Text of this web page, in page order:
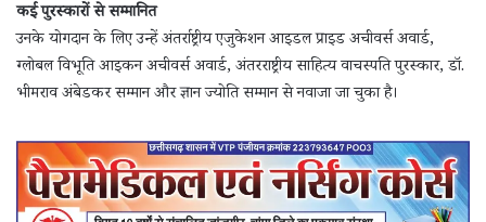
कई पुरस्कारों से सम्मानित
उनके योगदान के लिए उन्हें अंतर्राष्ट्रीय एजुकेशन आइडल प्राइड अचीवर्स अवार्ड,
ग्लोबल विभूति आइकन अचीवर्स अवार्ड, अंतरराष्ट्रीय साहित्य वाचस्पति पुरस्कार, डॉ.
भीमराव अंबेडकर सम्मान और ज्ञान ज्योति सम्मान से नवाजा जा चुका है।